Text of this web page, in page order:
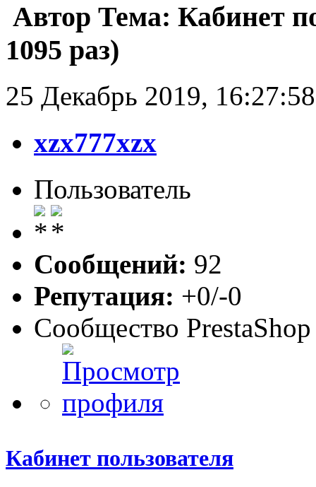
Автор Тема: Кабинет
1095 раз)
25 Декабрь 2019, 16:27:58
xzx777xzx
Пользователь
Сообщений: 92
Репутация: +0/-0
Сообщество PrestaShop
Кабинет пользователя